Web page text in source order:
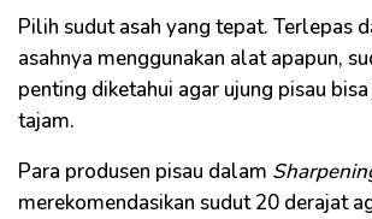
Pilih sudut asah yang tepat. Terlepas
asahnya menggunakan alat apapun,
penting diketahui agar ujung pisau
tajam.
Para produsen pisau dalam
merekomendasikan sudut 20 derajat